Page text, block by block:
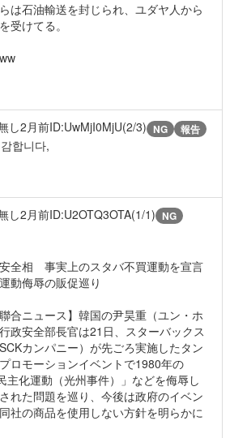
は石油輸送を封じられ、ユダヤ人から
受けてる。
し2月前ID:UwMjI0MjU(2/3) NG 報告
합니다,
し2月前ID:U2OTQ3OTA(1/1) NG
全相 事実上のスタバ不買運動を宣言
動侮辱の販促巡り
聯合ニュース】韓国の尹昊重（ユン・ホ
政安全部長官は21日、スターバックス
カンパニー）が先ごろ実施したタン
ロモーションイベントで1980年の
主化運動（光州事件）」などを侮辱し
れた問題を巡り、今後は政府のイベン
社の商品を使用しない方針を明らかに